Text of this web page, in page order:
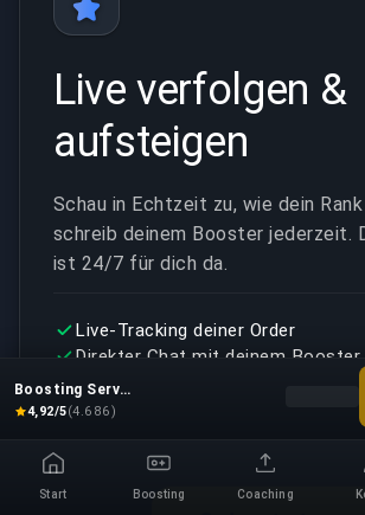
Boosting Service
4,92/5(4.686) Wähle
Live verfolgen &
aufsteigen
Schau in Echtzeit zu, wie dein
schreib deinem Booster jederzeit.
ist 24/7 für dich da.
Live-Tracking deiner Order
Direkter Chat mit deinem Booster
24/7 Support
Start Boosting Coaching